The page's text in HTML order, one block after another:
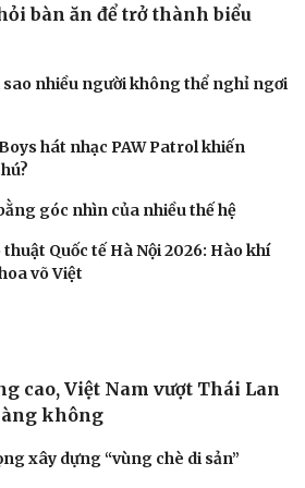
PHÒNG
suýt đánh chìm tàu chiến Mỹ, gây
vào 19 tàu ngầm Virginia mang